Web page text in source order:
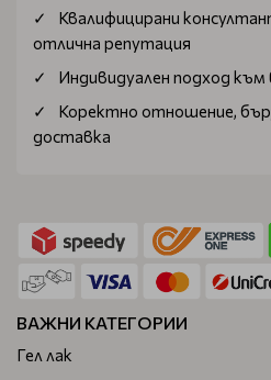
Квалифицирани
отлична репутация
Индивидуален подход към
Коректно отношение,
доставка
ВАЖНИ КАТЕГОРИИ
Гел лак